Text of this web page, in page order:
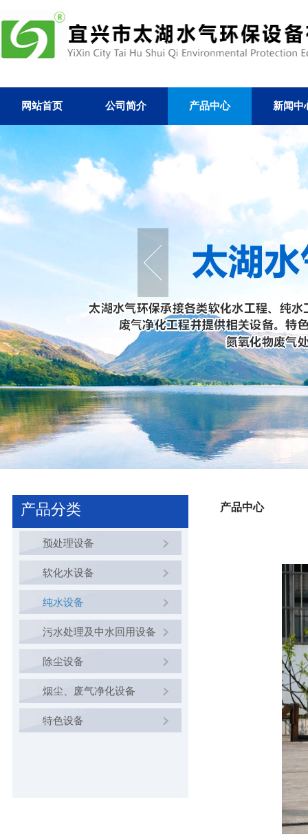
网站首页 公司简介 产品中心 新闻中
产品分类
预处理设备
软化水设备
纯水设备
污水处理及中水回用设备
除尘设备
烟尘、废气净化设备
特色设备
产品中心